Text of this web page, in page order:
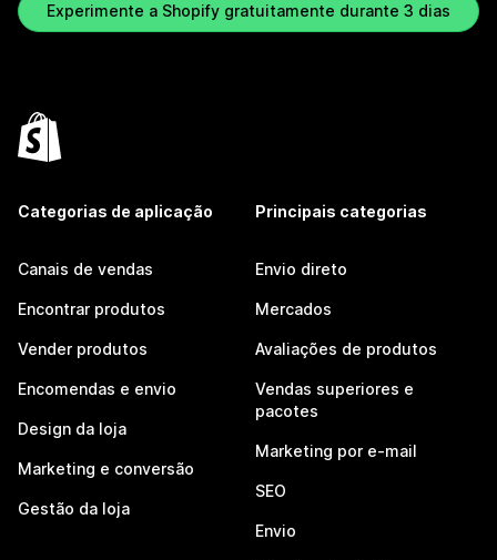
Experimente a Shopify gratuitamente durante 3 dias
Categorias de aplicação
Canais de vendas
Encontrar produtos
Vender produtos
Encomendas e envio
Design da loja
Marketing e conversão
Gestão da loja
Principais categorias
Envio direto
Mercados
Avaliações de produtos
Vendas superiores e
pacotes
Marketing por e-mail
SEO
Envio